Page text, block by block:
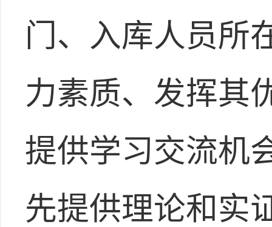
门、入库人员所
力素质、发挥其
提供学习交流机
先提供理论和实